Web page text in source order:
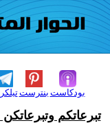
بنترست بودكاست
تبرعاتكم